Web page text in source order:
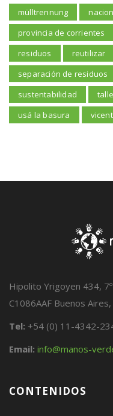
mülltrennung
provincia de corrientes
residuos
reutilizar
separación de residuos
sustentabilidad
usá la basura
Hipolito Yrigoyen 434,
C1086AAF Buenos
Tel: +54 (0) 11-4342-
Email: info@manos-
CONTENIDOS